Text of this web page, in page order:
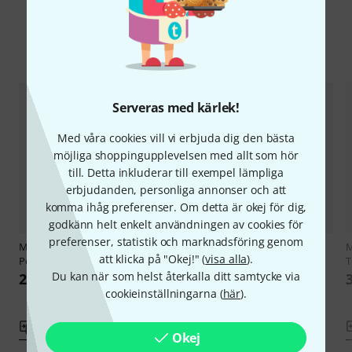
Serveras med kärlek!
Med våra cookies vill vi erbjuda dig den bästa
möjliga shoppingupplevelsen med allt som hör
till. Detta inkluderar till exempel lämpliga
erbjudanden, personliga annonser och att
komma ihåg preferenser. Om detta är okej för dig,
godkänn helt enkelt användningen av cookies för
preferenser, statistik och marknadsföring genom
att klicka på "Okej!" (visa alla).
Du kan när som helst återkalla ditt samtycke via
cookieinställningarna (här).
Okej
Jämför alternativ
Music Minus One
Ponce:Concierto Del Sur Guitar
247 kr
Jämför
Music Minus OneOrchestral
Gems Guitar
199 kr
Jämför